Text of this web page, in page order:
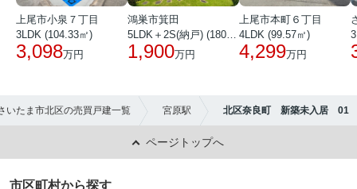
上尾市小泉７丁目
3LDK (104.33㎡)
3,098万円
鴻巣市箕田
5LDK＋2S(納戸) (180.51㎡)
1,900万円
上尾市本町６丁目
4LDK (99.57㎡)
4,299万円
いたま市北区の売買戸建一覧 宮原駅 北区奈良町 新築未入居 01
ページトップへ
市区町村から探す